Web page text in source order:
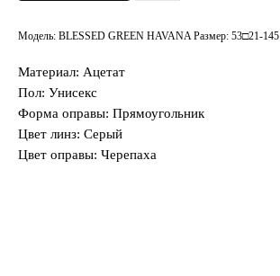
Модель: BLESSED GREEN HAVANA Размер: 53□21-145
Материал: Ацетат
Пол: Унисекс
Форма оправы: Прямоугольник
Цвет линз: Серый
Цвет оправы: Черепаха